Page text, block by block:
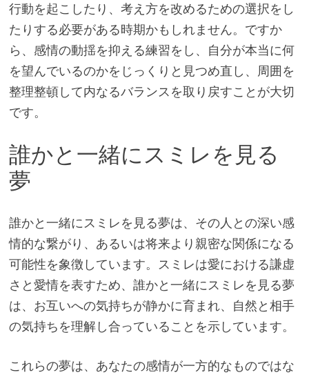
行動を起こしたり、考え方を改めるための選択をし
たりする必要がある時期かもしれません。ですか
ら、感情の動揺を抑える練習をし、自分が本当に何
を望んでいるのかをじっくりと見つめ直し、周囲を
整理整頓して内なるバランスを取り戻すことが大切
です。
誰かと一緒にスミレを見る
夢
誰かと一緒にスミレを見る夢は、その人との深い感
情的な繋がり、あるいは将来より親密な関係になる
可能性を象徴しています。スミレは愛における謙虚
さと愛情を表すため、誰かと一緒にスミレを見る夢
は、お互いへの気持ちが静かに育まれ、自然と相手
の気持ちを理解し合っていることを示しています。
これらの夢は、あなたの感情が一方的なものではな